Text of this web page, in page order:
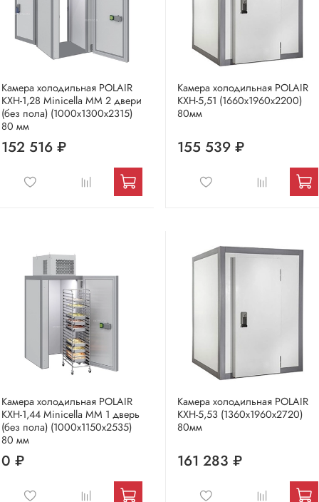
Камера холодильная POLAIR
КХН-1,28 Мinicellа ММ 2 двери
(без пола) (1000х1300х2315)
80 мм
152 516 ₽
Камера холодильная POLAIR
КХН-5,51 (1660х1960х2200)
80мм
155 539 ₽
Камера холодильная POLAIR
КХН-1,44 Мinicellа ММ 1 дверь
(без пола) (1000х1150х2535)
80 мм
0 ₽
Камера холодильная POLAIR
КХН-5,53 (1360х1960х2720)
80мм
161 283 ₽